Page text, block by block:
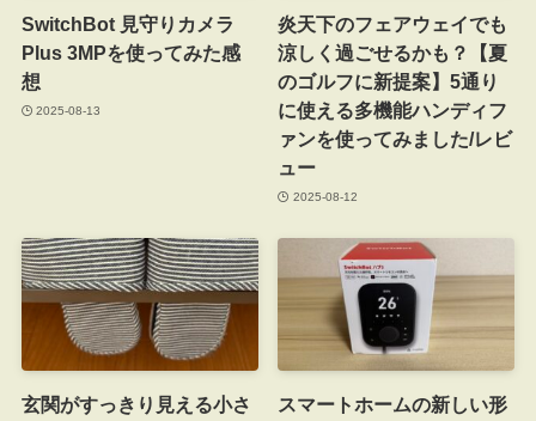
SwitchBot 見守りカメラ
Plus 3MPを使ってみた感
想
2025-08-13
炎天下のフェアウェイでも
涼しく過ごせるかも？【夏
のゴルフに新提案】5通り
に使える多機能ハンディフ
ァンを使ってみました/レビ
ュー
2025-08-12
玄関がすっきり見える小さ
スマートホームの新しい形